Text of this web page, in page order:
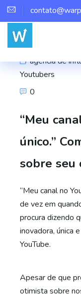
agência de
Youtubers
0
“Meu
único.”
sobre seu
“Meu canal no
de vez em
procura dizendo
inovadora, única
YouTube.
Apesar de que
otimista sobre